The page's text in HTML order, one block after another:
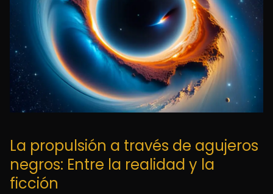
La propulsión a través de agujeros
negros: Entre la realidad y la
ficción